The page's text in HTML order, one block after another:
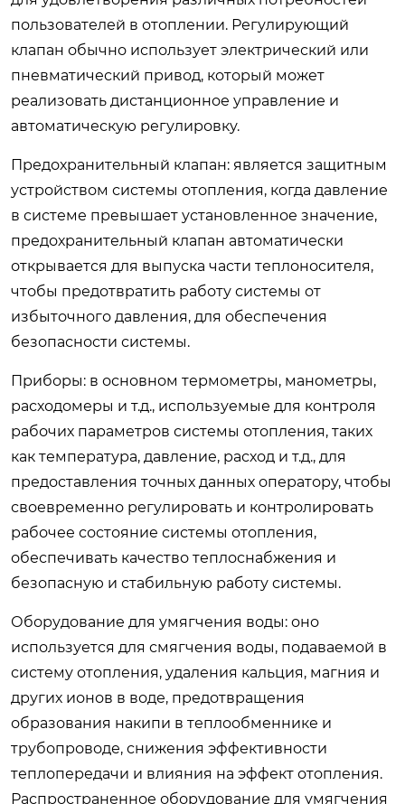
пользователей в отоплении. Регулирующий
клапан обычно использует электрический или
пневматический привод, который может
реализовать дистанционное управление и
автоматическую регулировку.
Предохранительный клапан: является защитным
устройством системы отопления, когда давление
в системе превышает установленное значение,
предохранительный клапан автоматически
открывается для выпуска части теплоносителя,
чтобы предотвратить работу системы от
избыточного давления, для обеспечения
безопасности системы.
Приборы: в основном термометры, манометры,
расходомеры и т.д., используемые для контроля
рабочих параметров системы отопления, таких
как температура, давление, расход и т.д., для
предоставления точных данных оператору, чтобы
своевременно регулировать и контролировать
рабочее состояние системы отопления,
обеспечивать качество теплоснабжения и
безопасную и стабильную работу системы.
Оборудование для умягчения воды: оно
используется для смягчения воды, подаваемой в
систему отопления, удаления кальция, магния и
других ионов в воде, предотвращения
образования накипи в теплообменнике и
трубопроводе, снижения эффективности
теплопередачи и влияния на эффект отопления.
Распространенное оборудование для умягчения